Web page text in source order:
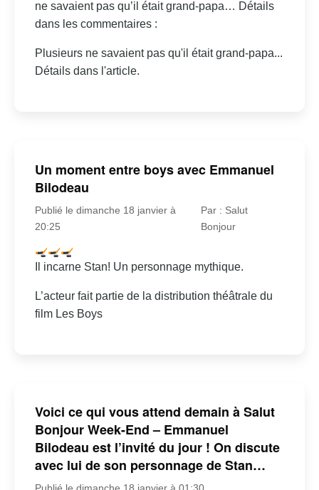
ne savaient pas qu’il était grand-papa… Détails
dans les commentaires :
Plusieurs ne savaient pas qu'il était grand-papa...
Détails dans l'article.
Un moment entre boys avec Emmanuel
Bilodeau
Publié le dimanche 18 janvier à
20:25
Par : Salut
Bonjour
Il incarne Stan! Un personnage mythique.
L’acteur fait partie de la distribution théâtrale du
film Les Boys
Voici ce qui vous attend demain à Salut
Bonjour Week-End – Emmanuel
Bilodeau est l’invité du jour ! On discute
avec lui de son personnage de Stan…